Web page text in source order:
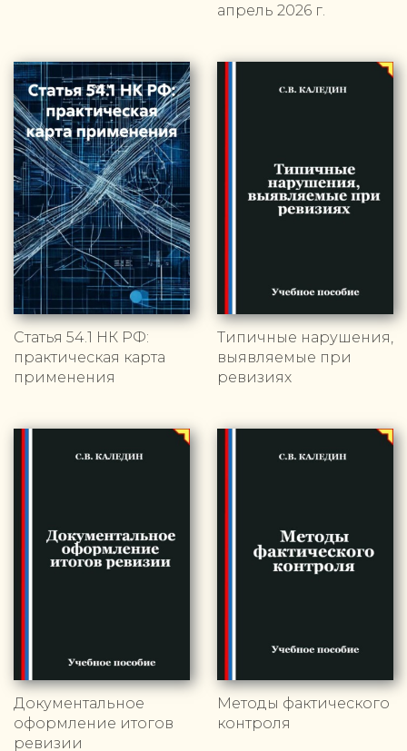
апрель 2026 г.
Статья 54.1 НК РФ:
практическая карта
применения
Типичные нарушения,
выявляемые при
ревизиях
Документальное
оформление итогов
ревизии
Методы фактического
контроля